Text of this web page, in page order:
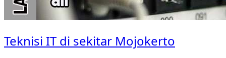
Teknisi IT di sekitar Mojokerto